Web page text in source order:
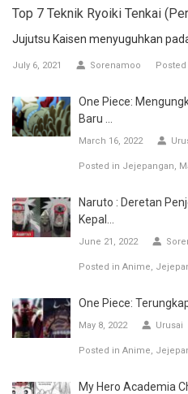
Top 7 Teknik Ryoiki Tenkai
Jujutsu Kaisen menyuguhkan
July 6, 2021 Sorenamoo Posted
One Piece:
Baru ...
March 16, 2022
Posted in Jejepangan
Naruto : Deretan
Kepal...
June 21, 2022
Posted in Anime
One Piece:
May 8, 2022 Urusai
Posted in Anime
My Hero Academia